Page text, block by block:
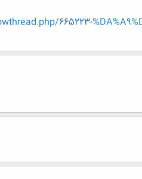
665223-